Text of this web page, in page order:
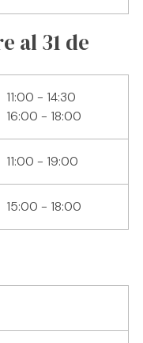
al 31 de
11:00 - 14:30
16:00 - 18:00
11:00 - 19:00
15:00 - 18:00